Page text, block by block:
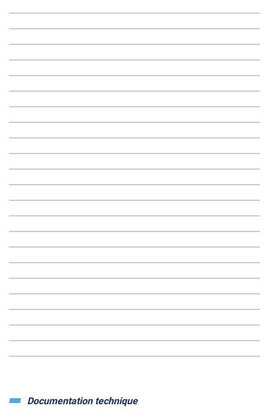
Documentation technique